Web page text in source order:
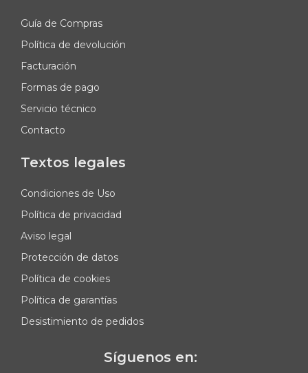
Guía de Compras
Política de devolución
Facturación
Formas de pago
Servicio técnico
Contacto
Textos legales
Condiciones de Uso
Política de privacidad
Aviso legal
Protección de datos
Política de cookies
Política de garantías
Desistimiento de pedidos
Síguenos en: